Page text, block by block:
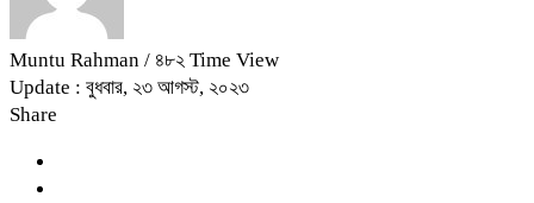
Muntu Rahman / ৪৮২ Time View
Update : বুধবার, ২৩ আগস্ট, ২০২৩
Share